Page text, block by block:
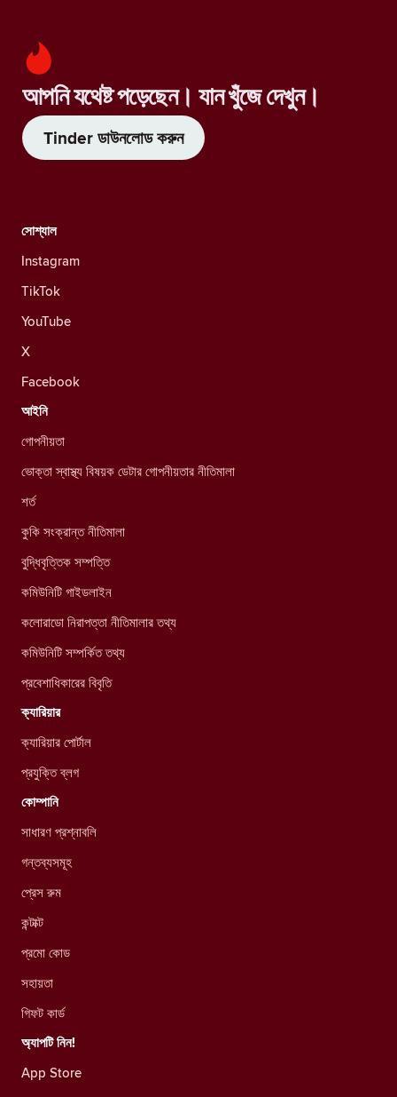
আপনি যথেষ্ট পড়েছেন। যান খুঁজে দেখুন।
Tinder ডাউনলোড করুন
সোশ্যাল
Instagram
TikTok
YouTube
X
Facebook
আইনি
গোপনীয়তা
ভোক্তা স্বাস্থ্য বিষয়ক ডেটার গোপনীয়তার নীতিমালা
শর্ত
কুকি সংক্রান্ত নীতিমালা
বুদ্ধিবৃত্তিক সম্পত্তি
কমিউনিটি গাইডলাইন
কলোরাডো নিরাপত্তা নীতিমালার তথ্য
কমিউনিটি সম্পর্কিত তথ্য
প্রবেশাধিকারের বিবৃতি
ক্যারিয়ার
ক্যারিয়ার পোর্টাল
প্রযুক্তি ব্লগ
কোম্পানি
সাধারণ প্রশ্নাবলি
গন্তব্যসমূহ
প্রেস রুম
কন্টাক্ট
প্রমো কোড
সহায়তা
গিফট কার্ড
অ্যাপটি নিন!
App Store